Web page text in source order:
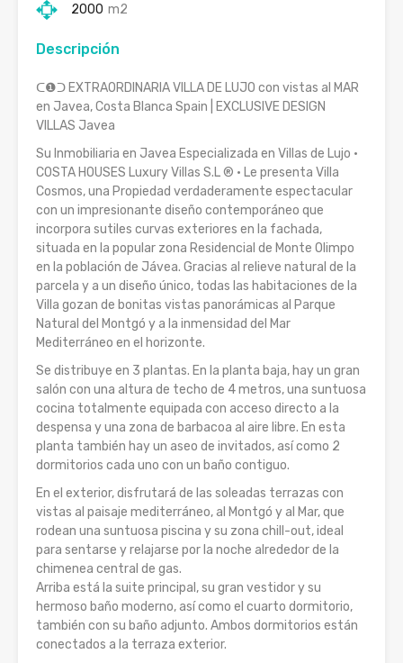
2000 m2
Descripción
ᑕ❶ᑐ EXTRAORDINARIA VILLA DE LUJO con vistas al MAR
en Javea, Costa Blanca Spain | EXCLUSIVE DESIGN
VILLAS Javea
Su Inmobiliaria en Javea Especializada en Villas de Lujo ·
COSTA HOUSES Luxury Villas S.L ® · Le presenta Villa
Cosmos, una Propiedad verdaderamente espectacular
con un impresionante diseño contemporáneo que
incorpora sutiles curvas exteriores en la fachada,
situada en la popular zona Residencial de Monte Olimpo
en la población de Jávea. Gracias al relieve natural de la
parcela y a un diseño único, todas las habitaciones de la
Villa gozan de bonitas vistas panorámicas al Parque
Natural del Montgó y a la inmensidad del Mar
Mediterráneo en el horizonte.
Se distribuye en 3 plantas. En la planta baja, hay un gran
salón con una altura de techo de 4 metros, una suntuosa
cocina totalmente equipada con acceso directo a la
despensa y una zona de barbacoa al aire libre. En esta
planta también hay un aseo de invitados, así como 2
dormitorios cada uno con un baño contiguo.
En el exterior, disfrutará de las soleadas terrazas con
vistas al paisaje mediterráneo, al Montgó y al Mar, que
rodean una suntuosa piscina y su zona chill-out, ideal
para sentarse y relajarse por la noche alrededor de la
chimenea central de gas.
Arriba está la suite principal, su gran vestidor y su
hermoso baño moderno, así como el cuarto dormitorio,
también con su baño adjunto. Ambos dormitorios están
conectados a la terraza exterior.